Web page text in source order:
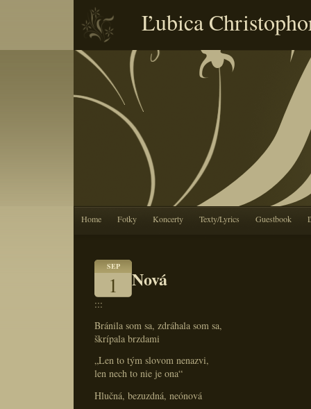
Ľubica
Home Fotky Koncerty Texty/Lyrics Guestbook
SEP
1 Nová
:::
Bránila som sa, zdráhala som sa,
škrípala brzdami
„Len to tým slovom nenazvi,
len nech to nie je ona“
Hlučná, bezuzdná, neónová